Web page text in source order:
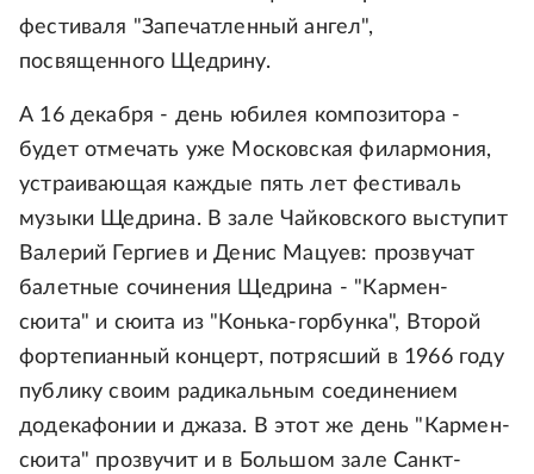
фестиваля "Запечатленный ангел",
посвященного Щедрину.
А 16 декабря - день юбилея композитора -
будет отмечать уже Московская филармония,
устраивающая каждые пять лет фестиваль
музыки Щедрина. В зале Чайковского выступит
Валерий Гергиев и Денис Мацуев: прозвучат
балетные сочинения Щедрина - "Кармен-
сюита" и сюита из "Конька-горбунка", Второй
фортепианный концерт, потрясший в 1966 году
публику своим радикальным соединением
додекафонии и джаза. В этот же день "Кармен-
сюита" прозвучит и в Большом зале Санкт-